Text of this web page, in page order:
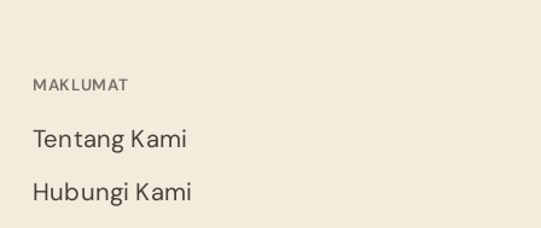
MAKLUMAT
Tentang Kami
Hubungi Kami